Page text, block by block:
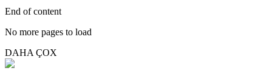
End of content
No more pages to load
DAHA ÇOX